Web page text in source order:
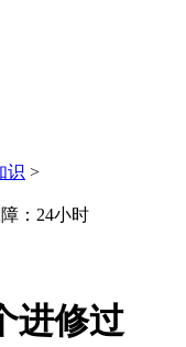
识 >
：24小时
进修过